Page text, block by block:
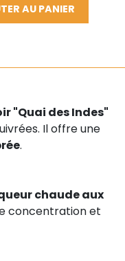
AU PANIER
"Quai des Indes"
Il offre une
.
chaude aux
concentration et